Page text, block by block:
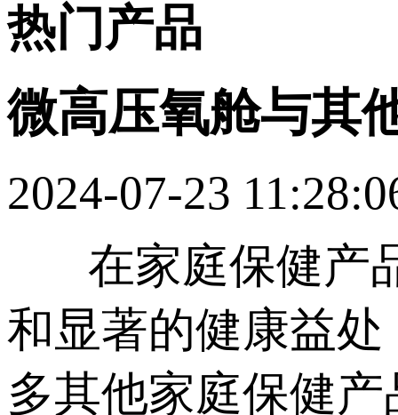
热门产品
微高压氧舱与其
2024-07-23
在家庭保健产
和显著的健康益
多其他家庭保健